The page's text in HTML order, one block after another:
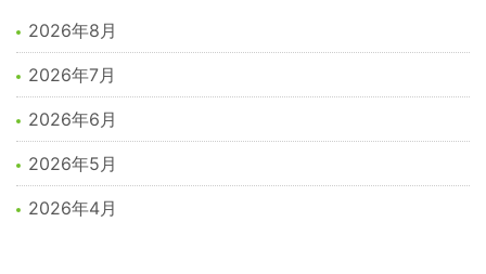
2026年8月
2026年7月
2026年6月
2026年5月
2026年4月